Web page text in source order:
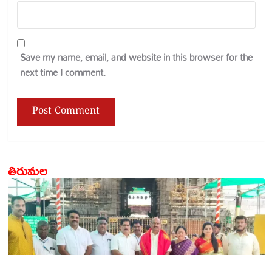
Save my name, email, and website in this browser for the
next time I comment.
తిరుమల